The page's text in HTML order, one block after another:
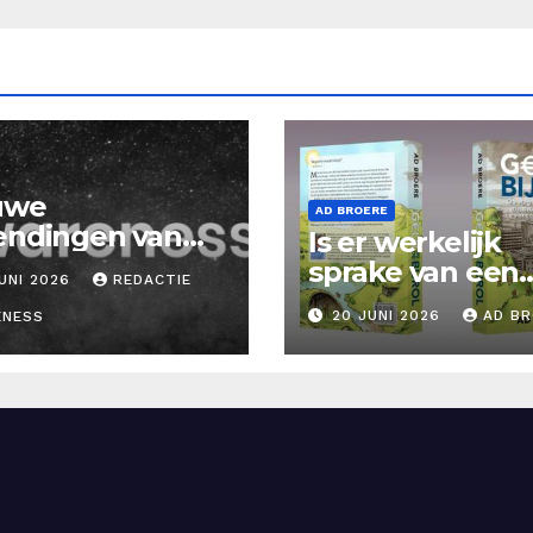
van
Tv
2026 REDACTIE
AD BROERE
Is er werkelijk
sprake van een
energiecrisis?
Nieuwe Blog Ad
Broere
20 JUNI 2026 AD